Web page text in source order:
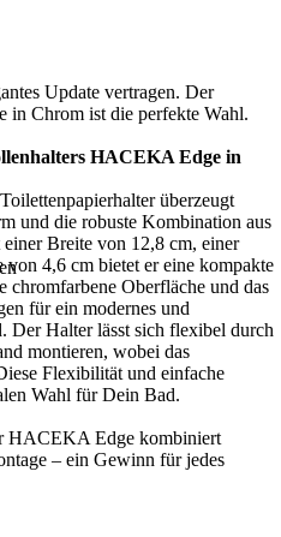
Update vertragen. Der
Chrom ist die perfekte Wahl.
HACEKA Edge in
überzeugt
und die robuste Kombination aus
Breite von 12,8 cm, einer
4,6 cm bietet er eine kompakte
chromfarbene Oberfläche und das
für ein modernes und
Der Halter lässt sich flexibel durch
montieren, wobei das
Flexibilität und einfache
Wahl für Dein Bad.
HACEKA Edge kombiniert
– ein Gewinn für jedes